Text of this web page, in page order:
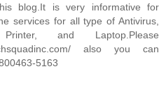
blog.It is very informative for
services for all type of Antivirus,
and Laptop.Please
also you can
5163